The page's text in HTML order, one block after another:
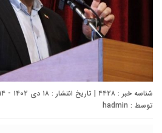
شناسه خبر : ۴۴۲۸ | تاریخ انتشار : ۱۸ دی ۱۴۰۲ - ۱۵:۱۴ | تعداد دیدگاه :
توسط : hadmin